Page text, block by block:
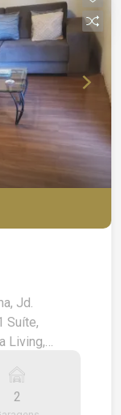
Jd.
Suíte,
Living,
Área
Muito
2